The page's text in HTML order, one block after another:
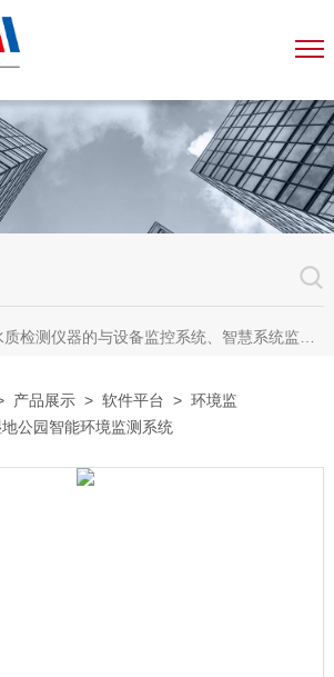
设备监控系统、智慧系统监测平台、智慧管网监测系统、园区安全生产与消防安全一体化系统
产品展示 >软件平台 >环境监
公园智能环境监测系统